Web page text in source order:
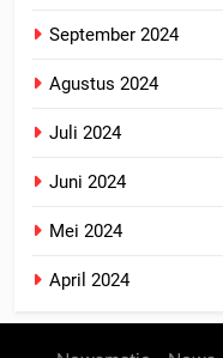
September 2024
Agustus 2024
Juli 2024
Juni 2024
Mei 2024
April 2024